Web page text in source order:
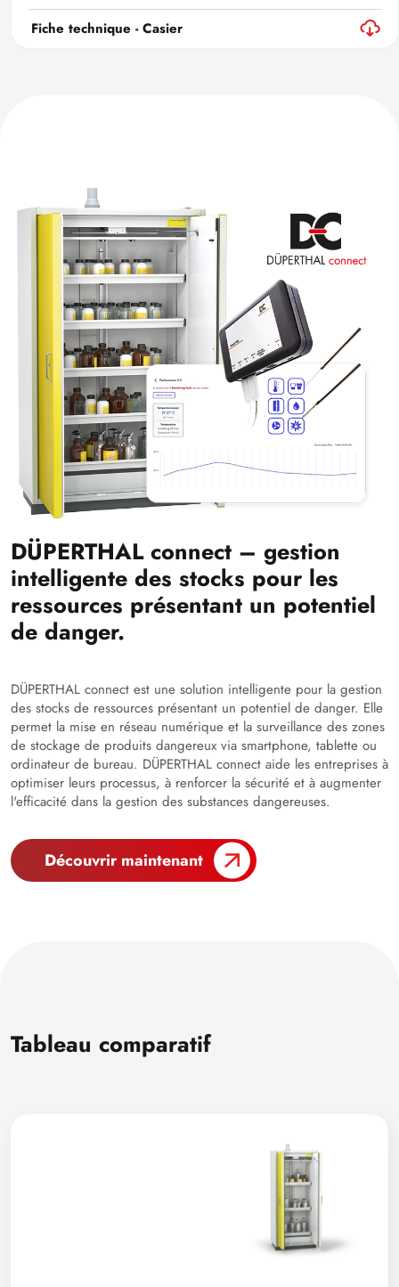
Fiche technique - Casier
DÜPERTHAL connect – gestion
intelligente des stocks pour les
ressources présentant un potentiel
de danger.
DÜPERTHAL connect est une solution intelligente pour la gestion
des stocks de ressources présentant un potentiel de danger. Elle
permet la mise en réseau numérique et la surveillance des zones
de stockage de produits dangereux via smartphone, tablette ou
ordinateur de bureau. DÜPERTHAL connect aide les entreprises à
optimiser leurs processus, à renforcer la sécurité et à augmenter
l'efficacité dans la gestion des substances dangereuses.
Découvrir maintenant
Tableau comparatif